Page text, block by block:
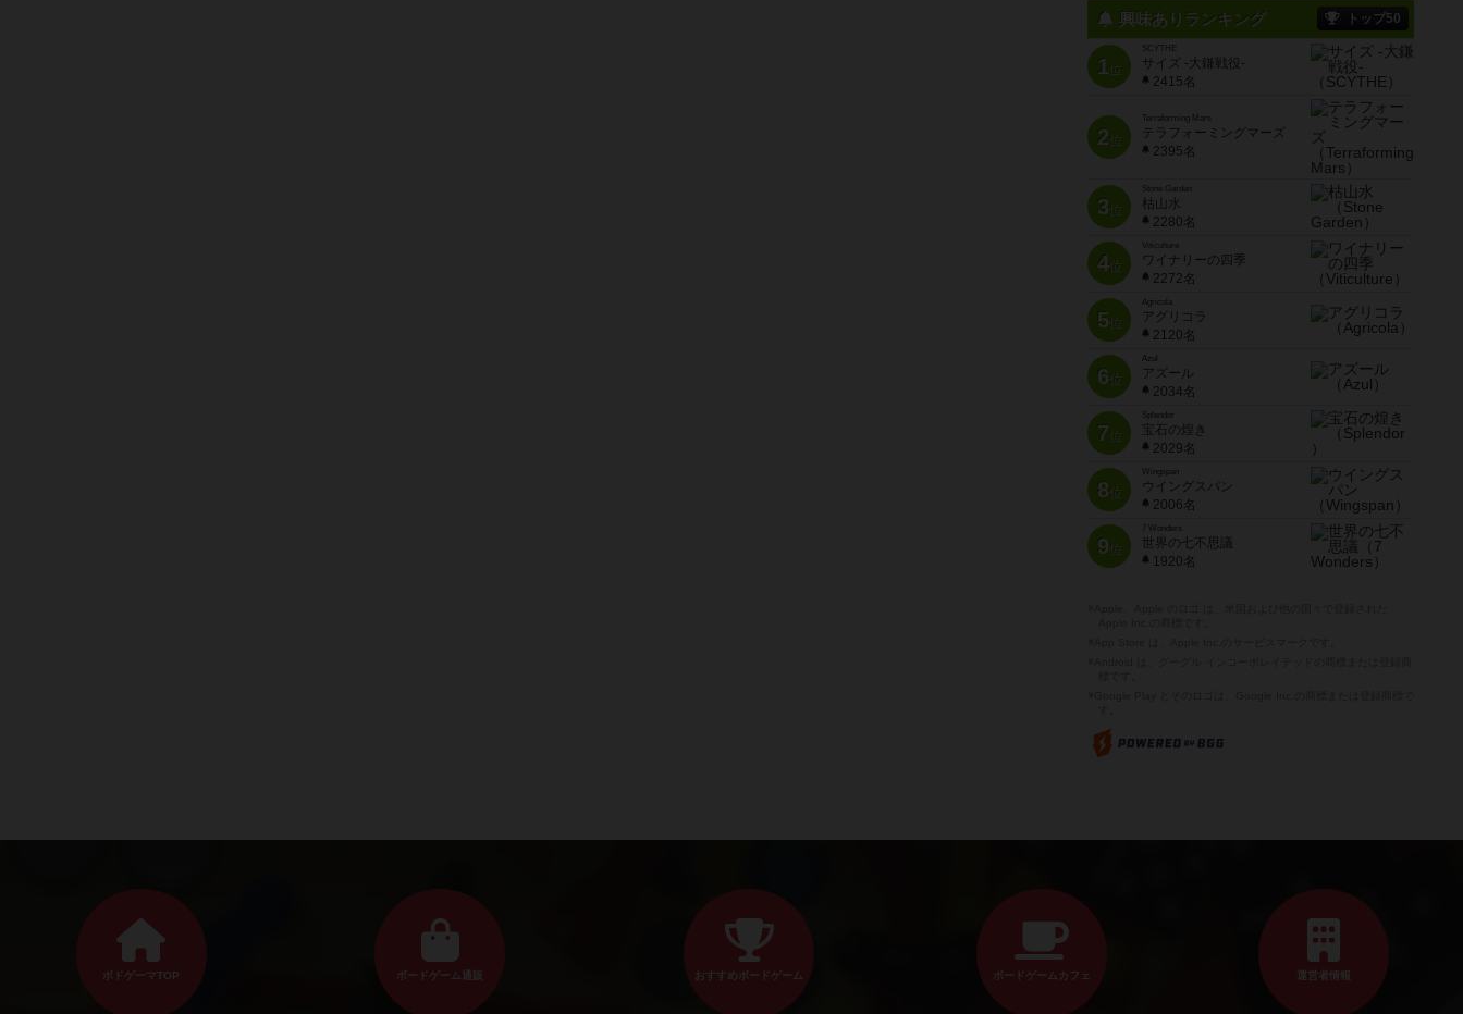
興味ありランキング トップ50
1位
SCYTHE
サイズ -大鎌戦役-
2415名
2位
Terraforming Mars
テラフォーミングマーズ
2395名
3位
Stone Garden
枯山水
2280名
4位
Viticulture
ワイナリーの四季
2272名
5位
Agricola
アグリコラ
2120名
6位
Azul
アズール
2034名
7位
宝石の煌き
2029名
8位
Wingspan
ウイングスパン
2006名
9位
7 Wonders
世界の七不思議
1920名
ボドゲーマTOP ボードゲーム通販 おすすめボードゲーム ボードゲームカフェ 運営者情報